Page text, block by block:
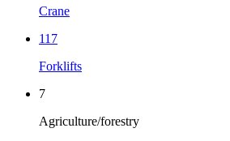
Crane
117
Forklifts
7
Agriculture/forestry